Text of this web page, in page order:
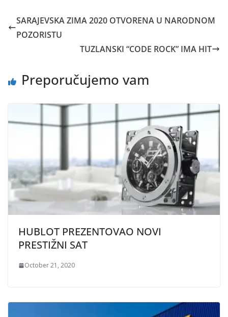
SARAJEVSKA ZIMA 2020 OTVORENA U NARODNOM
POZORISTU
TUZLANSKI “CODE ROCK” IMA HIT
Preporučujemo vam
HUBLOT PREZENTOVAO NOVI
PRESTIŽNI SAT
October 21, 2020